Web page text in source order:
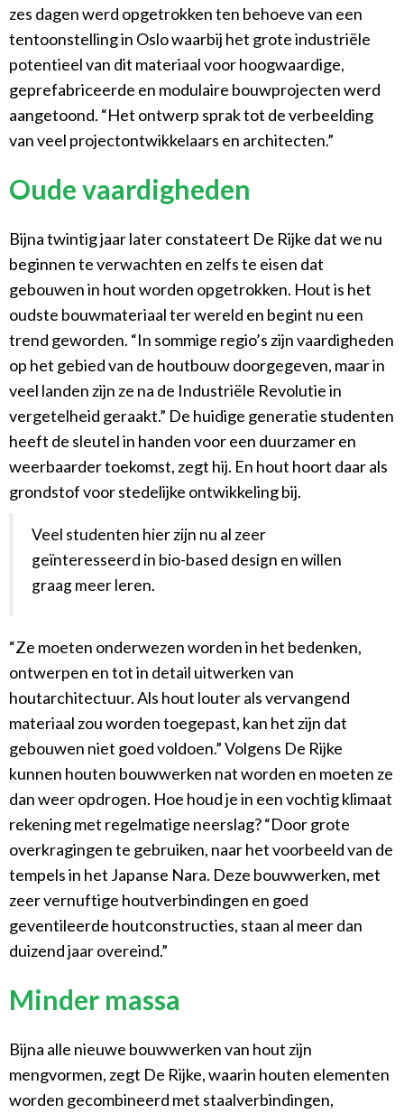
zes dagen werd opgetrokken ten behoeve van een
tentoonstelling in Oslo waarbij het grote industriële
potentieel van dit materiaal voor hoogwaardige,
geprefabriceerde en modulaire bouwprojecten werd
aangetoond. “Het ontwerp sprak tot de verbeelding
van veel projectontwikkelaars en architecten.”
Oude vaardigheden
Bijna twintig jaar later constateert De Rijke dat we nu
beginnen te verwachten en zelfs te eisen dat
gebouwen in hout worden opgetrokken. Hout is het
oudste bouwmateriaal ter wereld en begint nu een
trend geworden. “In sommige regio’s zijn vaardigheden
op het gebied van de houtbouw doorgegeven, maar in
veel landen zijn ze na de Industriële Revolutie in
vergetelheid geraakt.” De huidige generatie studenten
heeft de sleutel in handen voor een duurzamer en
weerbaarder toekomst, zegt hij. En hout hoort daar als
grondstof voor stedelijke ontwikkeling bij.
Veel studenten hier zijn nu al zeer
geïnteresseerd in bio-based design en willen
graag meer leren.
“Ze moeten onderwezen worden in het bedenken,
ontwerpen en tot in detail uitwerken van
houtarchitectuur. Als hout louter als vervangend
materiaal zou worden toegepast, kan het zijn dat
gebouwen niet goed voldoen.” Volgens De Rijke
kunnen houten bouwwerken nat worden en moeten ze
dan weer opdrogen. Hoe houd je in een vochtig klimaat
rekening met regelmatige neerslag? “Door grote
overkragingen te gebruiken, naar het voorbeeld van de
tempels in het Japanse Nara. Deze bouwwerken, met
zeer vernuftige houtverbindingen en goed
geventileerde houtconstructies, staan al meer dan
duizend jaar overeind.”
Minder massa
Bijna alle nieuwe bouwwerken van hout zijn
mengvormen, zegt De Rijke, waarin houten elementen
worden gecombineerd met staalverbindingen,